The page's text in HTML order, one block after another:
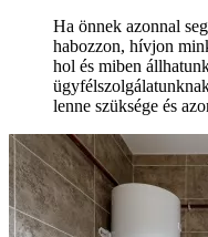
Ha önnek azonnal
habozzon, hívjon
hol és miben
lenne szüksége és